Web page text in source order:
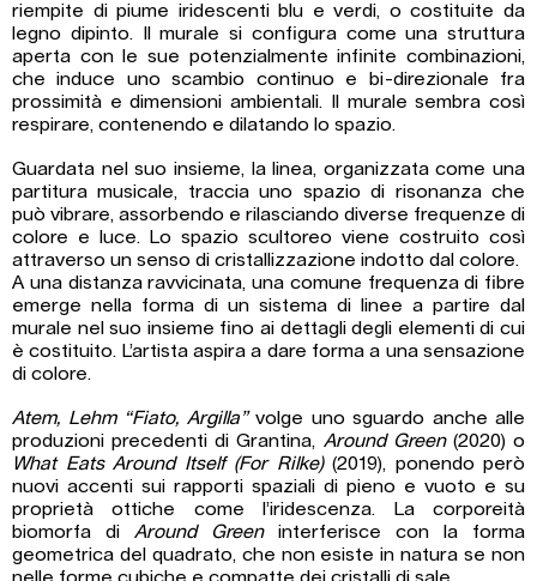
riempite di piume iridescenti blu e verdi, o costituite da
legno dipinto. Il murale si configura come una struttura
aperta con le sue potenzialmente infinite combinazioni,
che induce uno scambio continuo e bi-direzionale fra
prossimità e dimensioni ambientali. Il murale sembra così
respirare, contenendo e dilatando lo spazio.
Guardata nel suo insieme, la linea, organizzata come una
partitura musicale, traccia uno spazio di risonanza che
può vibrare, assorbendo e rilasciando diverse frequenze di
colore e luce. Lo spazio scultoreo viene costruito così
attraverso un senso di cristallizzazione indotto dal colore.
A una distanza ravvicinata, una comune frequenza di fibre
emerge nella forma di un sistema di linee a partire dal
murale nel suo insieme fino ai dettagli degli elementi di cui
è costituito. L’artista aspira a dare forma a una sensazione
di colore.
Atem, Lehm “Fiato, Argilla”volge uno sguardo anche alle
produzioni precedenti di Grantina, Around Green(2020) o
What Eats Around Itself (For Rilke) (2019), ponendo però
nuovi accenti sui rapporti spaziali di pieno e vuoto e su
proprietà ottiche come l’iridescenza. La corporeità
biomorfa di Around Greeninterferisce con la forma
geometrica del quadrato, che non esiste in natura se non